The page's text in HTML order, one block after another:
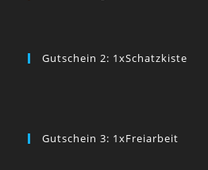
Gutschein 2: 1xSchatzkiste
Gutschein 3: 1xFreiarbeit